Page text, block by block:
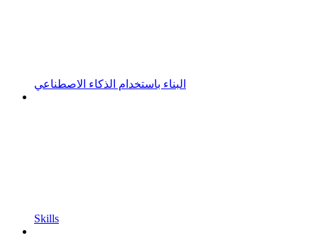
البناء باستخدام الذكاء الاصطناعي
Skills